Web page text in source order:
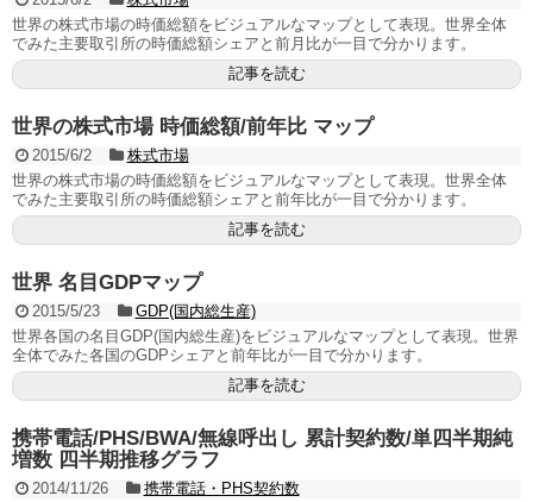
世界の株式市場の時価総額をビジュアルなマップとして表現。世界全体
でみた主要取引所の時価総額シェアと前月比が一目で分かります。
記事を読む
世界の株式市場 時価総額/前年比 マップ
2015/6/2
株式市場
世界の株式市場の時価総額をビジュアルなマップとして表現。世界全体
でみた主要取引所の時価総額シェアと前年比が一目で分かります。
記事を読む
世界 名目GDPマップ
2015/5/23
GDP(国内総生産)
世界各国の名目GDP(国内総生産)をビジュアルなマップとして表現。世界
全体でみた各国のGDPシェアと前年比が一目で分かります。
記事を読む
携帯電話/PHS/BWA/無線呼出し 累計契約数/単四半期純
増数 四半期推移グラフ
2014/11/26
携帯電話・PHS契約数